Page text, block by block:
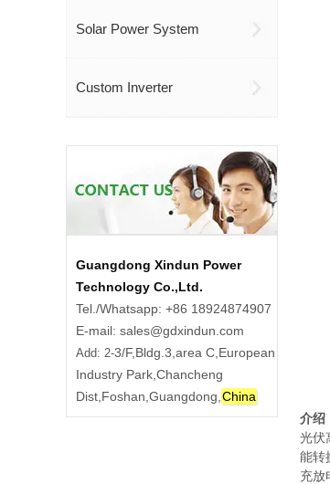
Solar Power System
Custom Inverter
Guangdong Xindun Power
Technology Co.,Ltd.
Tel./Whatsapp: +86 18924874907
E-mail: sales@gdxindun.com
Add: 2-3/F,Bldg.3,area C,European
Industry Park,Chancheng
Dist,Foshan,Guangdong, China
介绍
光伏
能转
充放